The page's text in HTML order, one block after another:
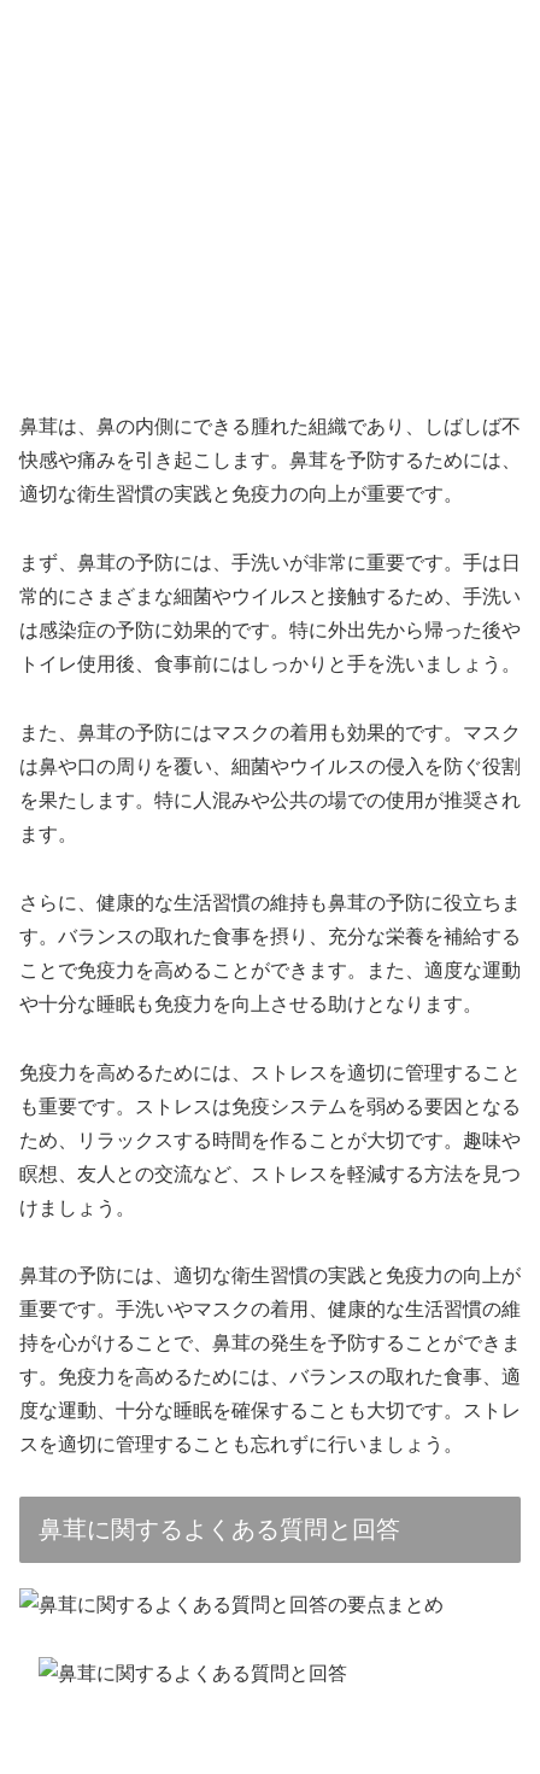
鼻茸は、鼻の内側にできる腫れた組織であり、しばしば不
快感や痛みを引き起こします。鼻茸を予防するためには、
適切な衛生習慣の実践と免疫力の向上が重要です。
まず、鼻茸の予防には、手洗いが非常に重要です。手は日
常的にさまざまな細菌やウイルスと接触するため、手洗い
は感染症の予防に効果的です。特に外出先から帰った後や
トイレ使用後、食事前にはしっかりと手を洗いましょう。
また、鼻茸の予防にはマスクの着用も効果的です。マスク
は鼻や口の周りを覆い、細菌やウイルスの侵入を防ぐ役割
を果たします。特に人混みや公共の場での使用が推奨され
ます。
さらに、健康的な生活習慣の維持も鼻茸の予防に役立ちま
す。バランスの取れた食事を摂り、充分な栄養を補給する
ことで免疫力を高めることができます。また、適度な運動
や十分な睡眠も免疫力を向上させる助けとなります。
免疫力を高めるためには、ストレスを適切に管理すること
も重要です。ストレスは免疫システムを弱める要因となる
ため、リラックスする時間を作ることが大切です。趣味や
瞑想、友人との交流など、ストレスを軽減する方法を見つ
けましょう。
鼻茸の予防には、適切な衛生習慣の実践と免疫力の向上が
重要です。手洗いやマスクの着用、健康的な生活習慣の維
持を心がけることで、鼻茸の発生を予防することができま
す。免疫力を高めるためには、バランスの取れた食事、適
度な運動、十分な睡眠を確保することも大切です。ストレ
スを適切に管理することも忘れずに行いましょう。
鼻茸に関するよくある質問と回答